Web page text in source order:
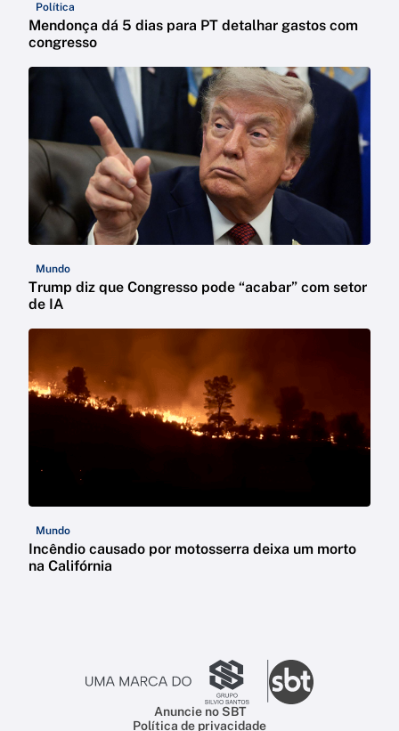
Política
Mendonça dá 5 dias para PT detalhar gastos com
congresso
Mundo
Trump diz que Congresso pode “acabar” com setor
de IA
Mundo
Incêndio causado por motosserra deixa um morto
na Califórnia
Anuncie no SBT
Política de privacidade